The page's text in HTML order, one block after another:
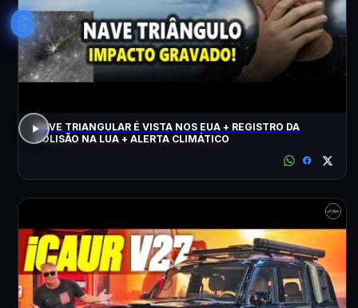
6
NAVE TRIANGULAR É VISTA NOS EUA + REGISTRO DA
COLISÃO NA LUA + ALERTA CLIMÁTICO